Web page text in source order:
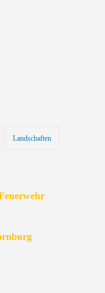
Landschaften